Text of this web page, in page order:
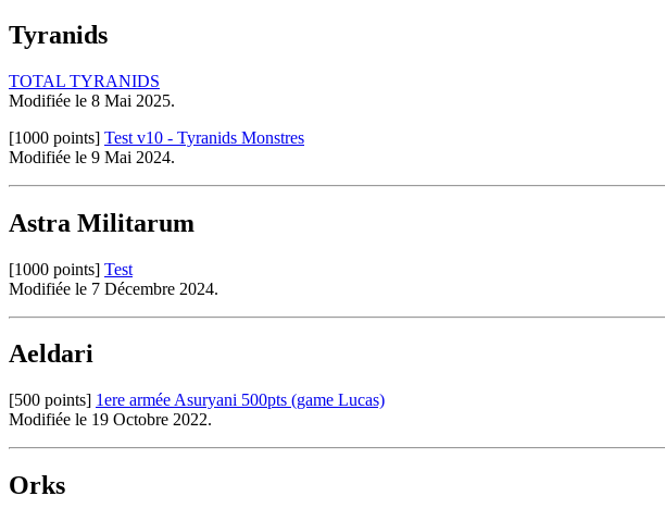
Tyranids
TOTAL TYRANIDS
Modifiée le 8 Mai 2025.
[1000 points] Test v10 - Tyranids Monstres
Modifiée le 9 Mai 2024.
Astra Militarum
[1000 points] Test
Modifiée le 7 Décembre 2024.
Aeldari
[500 points] 1ere armée Asuryani 500pts (game Lucas)
Modifiée le 19 Octobre 2022.
Orks